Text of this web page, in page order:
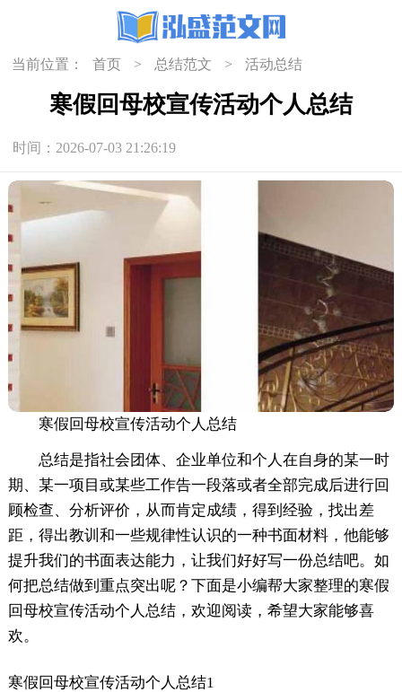
当前位置： 首页 > 总结范文 > 活动总结
寒假回母校宣传活动个人总结
时间：2026-07-03 21:26:19
寒假回母校宣传活动个人总结
总结是指社会团体、企业单位和个人在自身的某一时
期、某一项目或某些工作告一段落或者全部完成后进行回
顾检查、分析评价，从而肯定成绩，得到经验，找出差
距，得出教训和一些规律性认识的一种书面材料，他能够
提升我们的书面表达能力，让我们好好写一份总结吧。如
何把总结做到重点突出呢？下面是小编帮大家整理的寒假
回母校宣传活动个人总结，欢迎阅读，希望大家能够喜
欢。
寒假回母校宣传活动个人总结1